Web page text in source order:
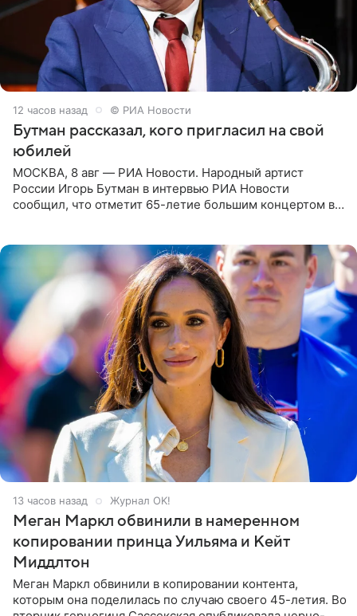
12 часов назад © РИА Новости
Бутман рассказал, кого пригласил на свой
юбилей
МОСКВА, 8 авг — РИА Новости. Народный артист
России Игорь Бутман в интервью РИА Новости
сообщил, что отметит 65-летие большим концертом в
13 часов назад Журнал OK!
Меган Маркл обвинили в намеренном
копировании принца Уильяма и Кейт
Миддлтон
Меган Маркл обвинили в копировании контента,
которым она поделилась по случаю своего 45-летия. Во